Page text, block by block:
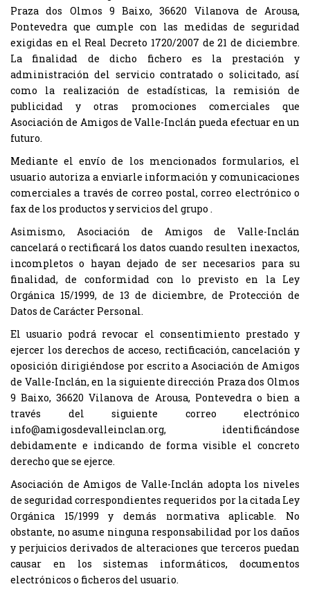
Praza dos Olmos 9 Baixo, 36620 Vilanova de Arousa,
Pontevedra que cumple con las medidas de seguridad
exigidas en el Real Decreto 1720/2007 de 21 de diciembre.
La finalidad de dicho fichero es la prestación y
administración del servicio contratado o solicitado, así
como la realización de estadísticas, la remisión de
publicidad y otras promociones comerciales que
Asociación de Amigos de Valle-Inclán pueda efectuar en un
futuro.
Mediante el envío de los mencionados formularios, el
usuario autoriza a enviarle información y comunicaciones
comerciales a través de correo postal, correo electrónico o
fax de los productos y servicios del grupo .
Asimismo, Asociación de Amigos de Valle-Inclán
cancelará o rectificará los datos cuando resulten inexactos,
incompletos o hayan dejado de ser necesarios para su
finalidad, de conformidad con lo previsto en la Ley
Orgánica 15/1999, de 13 de diciembre, de Protección de
Datos de Carácter Personal.
El usuario podrá revocar el consentimiento prestado y
ejercer los derechos de acceso, rectificación, cancelación y
oposición dirigiéndose por escrito a Asociación de Amigos
de Valle-Inclán, en la siguiente dirección Praza dos Olmos
9 Baixo, 36620 Vilanova de Arousa, Pontevedra o bien a
través del siguiente correo electrónico
info@amigosdevalleinclan.org, identificándose
debidamente e indicando de forma visible el concreto
derecho que se ejerce.
Asociación de Amigos de Valle-Inclán adopta los niveles
de seguridad correspondientes requeridos por la citada Ley
Orgánica 15/1999 y demás normativa aplicable. No
obstante, no asume ninguna responsabilidad por los daños
y perjuicios derivados de alteraciones que terceros puedan
causar en los sistemas informáticos, documentos
electrónicos o ficheros del usuario.